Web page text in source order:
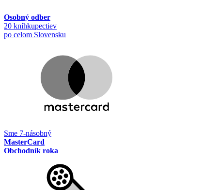
Osobný odber
20 kníhkupectiev
po celom Slovensku
Sme 7-násobný
MasterCard
Obchodník roka